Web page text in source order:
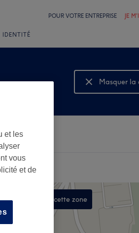
POUR VOTRE ENTREPRISE JE
IDENTITÉ
Masquer la
Montrer la
dans cette zone
et les
vous
et de